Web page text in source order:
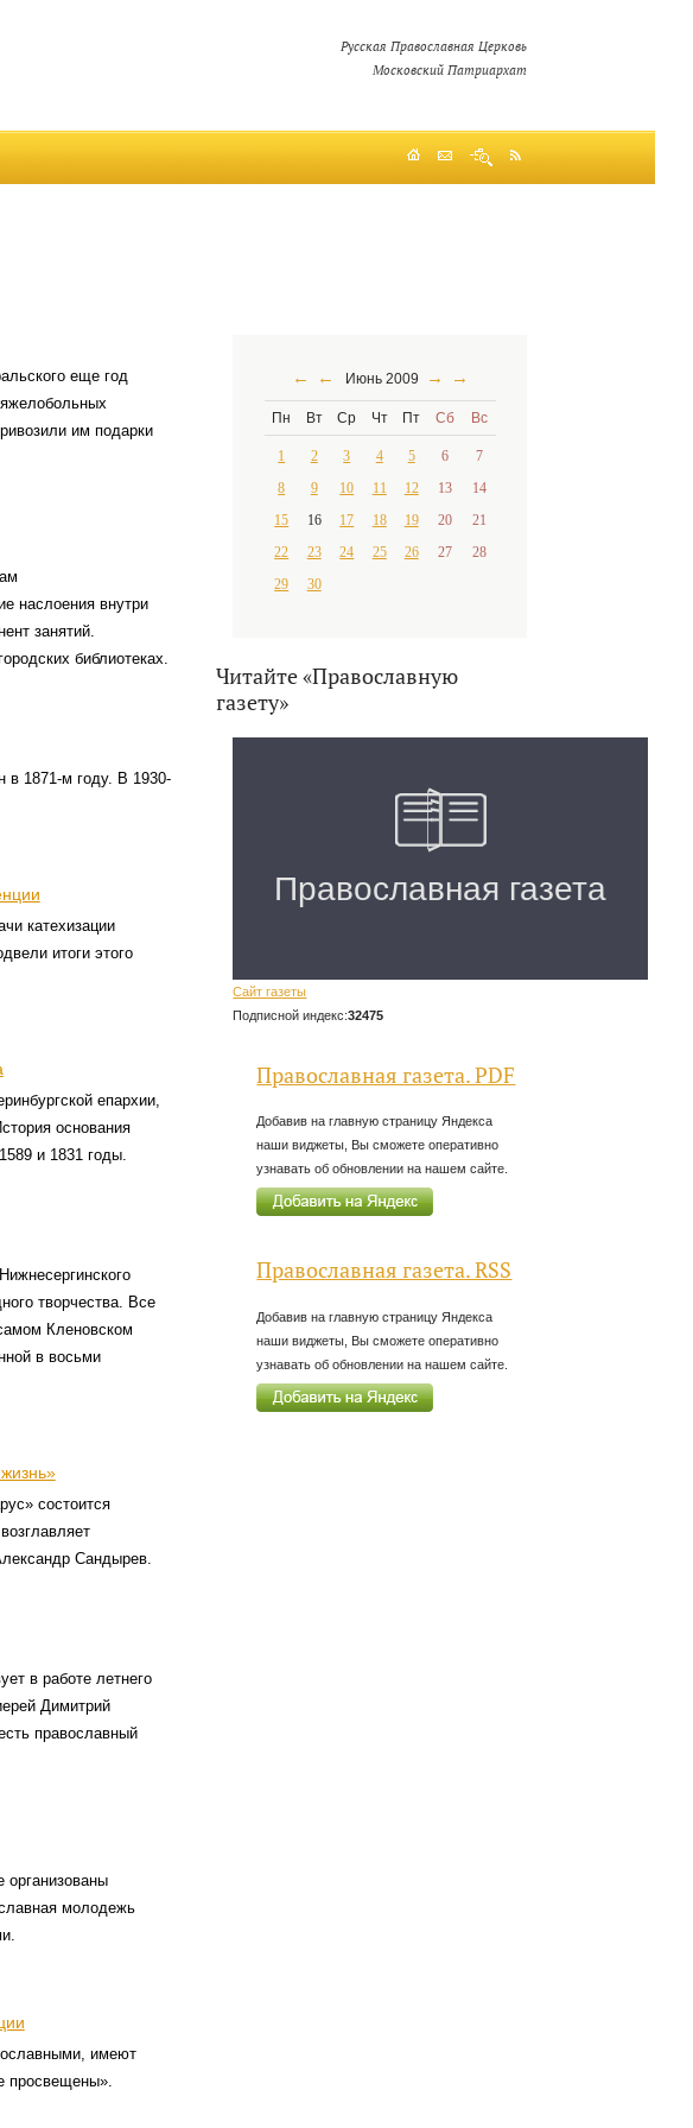
Русская Православная Церковь
Московский Патриархат
еще год
им подарки
наслоения внутри
занятий.
библиотеках.
в 1871-м году. В 1930-
катехизации
итоги этого
епархии,
основания
и 1831 годы.
творчества. Все
Кленовском
в восьми
состоится
Сандырев.
в работе летнего
Димитрий
православный
организованы
молодежь
имеют
просвещены».
← ← Июнь 2009 → →
Пн Вт Ср Чт Пт Сб Вс
1 2 3 4 5 6
7
8
9 10 11 12 13
14
15
16 17 18 19 20
21
22
23 24 25 26 27
28
29
30
Читайте «Православную
газету»
Сайт газеты
Подписной индекс:32475
Православная газета. PDF
Добавив на главную страницу Яндекса
наши виджеты, Вы сможете оперативно
узнавать об обновлении на нашем сайте.
Православная газета. RSS
Добавив на главную страницу Яндекса
наши виджеты, Вы сможете оперативно
узнавать об обновлении на нашем сайте.